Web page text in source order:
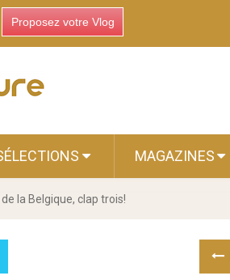
Proposez votre Vlog
MAGAZINES
la Belgique, clap trois!